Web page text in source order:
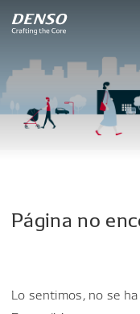
Página no
Lo sentimos, no se